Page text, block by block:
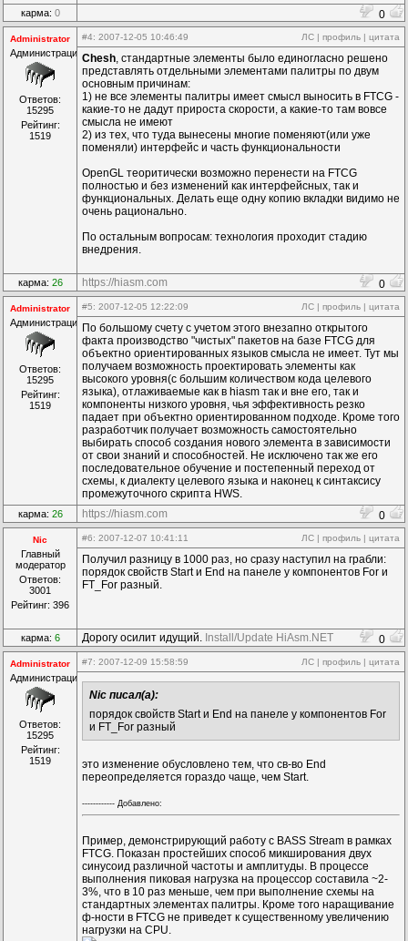
карма: 0 0
Administrator
Администрация
Ответов:
15295
Рейтинг:
1519
#4: 2007-12-05 10:46:49 ЛС | профиль | цитата
Chesh, стандартные элементы было единогласно решено
представлять отдельными элементами палитры по двум
основным причинам:
1) не все элементы палитры имеет смысл выносить в FTCG -
какие-то не дадут прироста скорости, а какие-то там вовсе
смысла не имеют
2) из тех, что туда вынесены многие поменяют(или уже
поменяли) интерфейс и часть функциональности
OpenGL теоритически возможно перенести на FTCG
полностью и без изменений как интерфейсных, так и
функциональных. Делать еще одну копию вкладки видимо не
очень рационально.
По остальным вопросам: технология проходит стадию
внедрения.
карма: 26 https://hiasm.com 0
Administrator
Администрация
Ответов:
15295
Рейтинг:
1519
#5: 2007-12-05 12:22:09 ЛС | профиль | цитата
По большому счету с учетом этого внезапно открытого
факта производство "чистых" пакетов на базе FTCG для
объектно ориентированных языков смысла не имеет. Тут мы
получаем возможность проектировать элементы как
высокого уровня(с большим количеством кода целевого
языка), отлаживаемые как в hiasm так и вне его, так и
компоненты низкого уровня, чья эффективность резко
падает при объектно ориентированном подходе. Кроме того
разработчик получает возможность самостоятельно
выбирать способ создания нового элемента в зависимости
от свои знаний и способностей. Не исключено так же его
последовательное обучение и постепенный переход от
схемы, к диалекту целевого языка и наконец к синтаксису
промежуточного скрипта HWS.
карма: 26 https://hiasm.com 0
Nic
Главный
модератор
Ответов:
3001
Рейтинг: 396
#6: 2007-12-07 10:41:11 ЛС | профиль | цитата
Получил разницу в 1000 раз, но сразу наступил на грабли:
порядок свойств Start и End на панеле у компонентов For и
FT_For разный.
карма: 6 Дорогу осилит идущий. Install/Update HiAsm.NET 0
Administrator
Администрация
Ответов:
15295
Рейтинг:
1519
#7: 2007-12-09 15:58:59 ЛС | профиль | цитата
Nic писал(а):
порядок свойств Start и End на панеле у компонентов For
и FT_For разный
это изменение обусловлено тем, что св-во End
переопределяется гораздо чаще, чем Start.
------------ Дoбавленo:
Пример, демонстрирующий работу с BASS Stream в рамках
FTCG. Показан простейших способ микширования двух
синусоид различной частоты и амплитуды. В процессе
выполнения пиковая нагрузка на процессор составила ~2-
3%, что в 10 раз меньше, чем при выполнение схемы на
стандартных элементах палитры. Кроме того наращивание
ф-ности в FTCG не приведет к существенному увеличению
нагрузки на CPU.